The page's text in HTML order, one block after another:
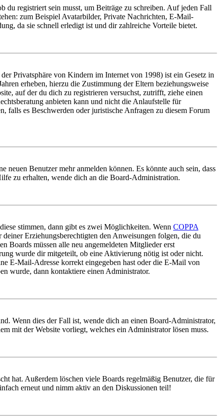
registriert sein musst, um Beiträge zu schreiben. Auf jeden Fall
zum Beispiel Avatarbilder, Private Nachrichten, E-Mail-
da sie schnell erledigt ist und dir zahlreiche Vorteile bietet.
Privatsphäre von Kindern im Internet von 1998) ist ein Gesetz in
erheben, hierzu die Zustimmung der Eltern beziehungsweise
auf der du dich zu registrieren versuchst, zutrifft, ziehe einen
anbieten kann und nicht die Anlaufstelle für
falls es Beschwerden oder juristische Anfragen zu diesem Forum
neuen Benutzer mehr anmelden können. Es könnte auch sein, dass
zu erhalten, wende dich an die Board-Administration.
stimmen, dann gibt es zwei Möglichkeiten. Wenn COPPA
Erziehungsberechtigten den Anweisungen folgen, die du
Boards müssen alle neu angemeldeten Mitglieder erst
wurde dir mitgeteilt, ob eine Aktivierung nötig ist oder nicht.
E-Mail-Adresse korrekt eingegeben hast oder die E-Mail von
wurde, dann kontaktiere einen Administrator.
Wenn dies der Fall ist, wende dich an einen Board-Administrator,
mit der Website vorliegt, welches ein Administrator lösen muss.
hat. Außerdem löschen viele Boards regelmäßig Benutzer, die für
erneut und nimm aktiv an den Diskussionen teil!